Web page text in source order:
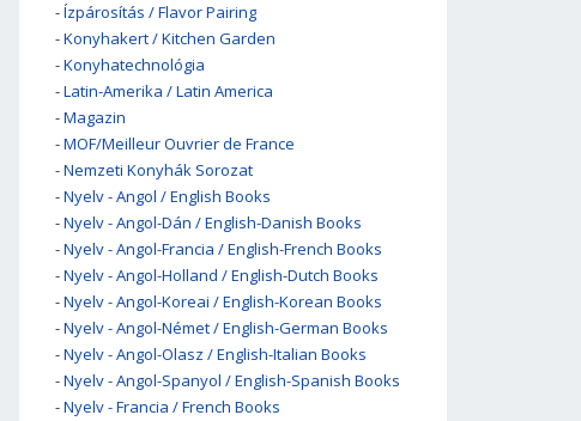
-Ízpárosítás / Flavor Pairing
-Konyhakert / Kitchen Garden
-Konyhatechnológia
-Latin-Amerika / Latin America
-Magazin
-MOF/Meilleur Ouvrier de France
-Nemzeti Konyhák Sorozat
-Nyelv - Angol / English Books
-Nyelv - Angol-Dán / English-Danish Books
-Nyelv - Angol-Francia / English-French Books
-Nyelv - Angol-Holland / English-Dutch Books
-Nyelv - Angol-Koreai / English-Korean Books
-Nyelv - Angol-Német / English-German Books
-Nyelv - Angol-Olasz / English-Italian Books
-Nyelv - Angol-Spanyol / English-Spanish Books
-Nyelv - Francia / French Books